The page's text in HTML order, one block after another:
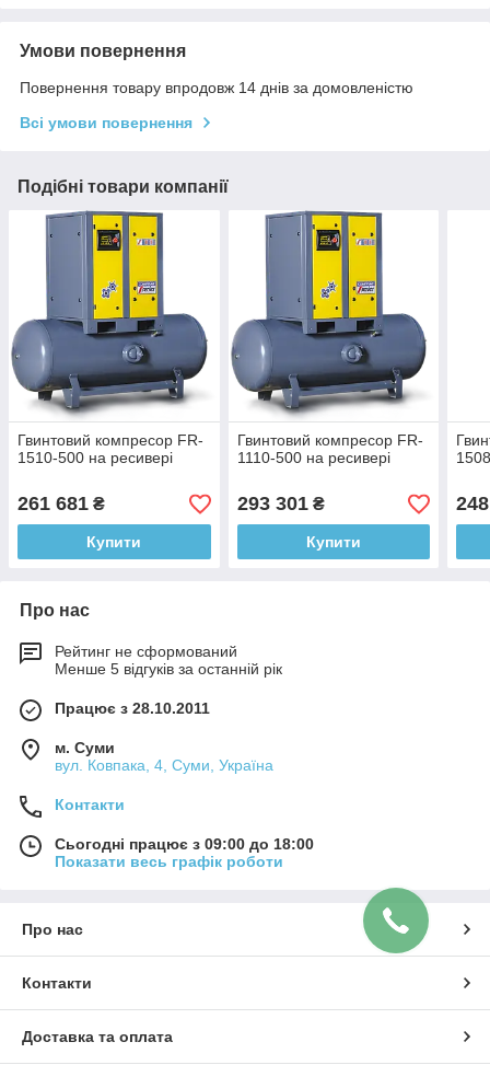
Умови повернення
Повернення товару впродовж 14 днів за домовленістю
Всі умови повернення
Подібні товари компанії
Гвинтовий компресор FR-
1510-500 на ресивері
261 681 ₴
Купити
Гвинтовий компресор FR-
1110-500 на ресивері
293 301₴
Купити
Про нас
Рейтинг не сформований
Менше 5 відгуків за останній рік
Працює з 28.10.2011
м. Суми
вул. Ковпака, 4, Суми, Україна
Контакти
Сьогодні працює з 09:00 до 18:00
Показати весь графік роботи
Про нас
Контакти
Доставка та оплата